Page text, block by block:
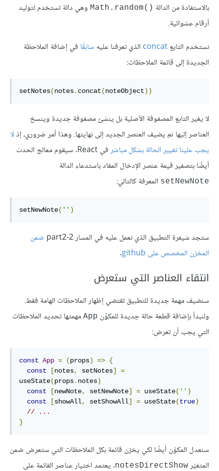
بالاستفادة من الدالة ()Math.random
وهي دالة تستخدم لتوليد
أرقام عشوائية.
نستخدم التابعconcat الذي تعرفنا عليه سابقًا في إضافة الملاحظة
الجديدة إلى قائمة الملاحظات:
setNotes(notes. concat(noteObject))
لا يغير التابع المصفوفة الأصلية بل ينشئ مصفوفة جديدة وينسخ
العناصر إليها ثم يضيف العنصر الجديد إلى نهايتها. وهذا أمر ضروري، إذلا
يجب علينا تغيير الحالة بشكل مباشر
في React. سيقوم معالج الحدث
أيضًا بتصفير قيمة عنصر الإدخال المقاد باستدعاء الدالة
setNewNote المعرفة كالتالي:
setNewNote( '' )
ستجد شيفرة التطبيق الذي نعمل عليه في المسار part2-2
ضمن
المخزن المخصص على github
.
انتقاء العناصر التي ستعرض
سنضيف مهمة جديدة للتطبيق تقتضي إظهار الملاحظات الهامة فقط.
ولنبدأ بإضافة قطعة حالة جديدة للمكوِّن App مهمتها تحديد الملاحظات
التي يجب أن تعرض:
const App = (props) => {
const
[notes, setNotes]
=
useState(props. notes)
const
[newNote, setNewNote] = useState( '' )
const
[showAll, setShowAll] = useState(true)
// ...
}
سنعدل المكوًن أيضًا لكي يخزن قائمة بكل الملاحظات التي ستعرض ضمن
المتغيّرnotesDirectShow. يعتمد اختيار عناصر القائمة على